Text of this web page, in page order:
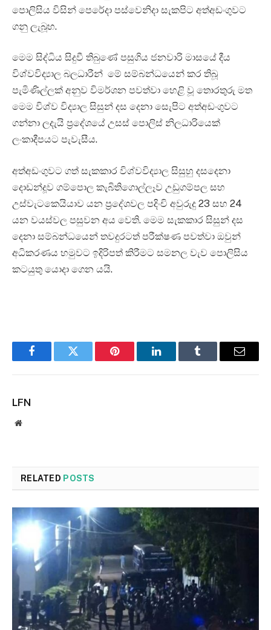
පොලිසිය විසින් පෙරේදා පස්වෙනිදා සැකපිට අත්අඩංගුවට
ගනු ලැබූහ.
මෙම සිද්ධිය සිදුවී තිබුණේ පසුගිය ජනවාරි මාසයේ දීය
විශ්වවිද්‍යාල බලධාරීන් මේ සම්බන්ධයෙන් කර තිබූ
පැමිණිල්ලක් අනුව විමර්ශන පවත්වා හෙළි වූ තොරතුරු මත
මෙම විශ්ව විද්‍යාල සිසුන් දස දෙනා සැ‍ෙපිට අත්අඩංගුවට
ගන්නා ලදැයි ප්‍රදේශයේ උසස් පොලිස් නිලධාරියෙක්
ලංකාදීපයට පැවැසීය.
අත්අඩංගුවට ගත් සැකකාර විශ්වවිද්‍යාල සිසුහු දසදෙනා
දොඩන්දූව ගම්පොල කැබිතිගොල්ලෑව උඩුගම්පල සහ
උස්වැටකෙයියාව යන ප්‍රදේශවල පදිංචි අවුරුදු 23 සහ 24
යන වයස්වල පසුවන අය වෙති. මෙම සැකකාර සිසුන් දස
දෙනා සම්බන්ධයෙන් තවදුරටත් පරීක්ෂණ පවත්වා ඔවුන්
අධිකරණය හමුවට ඉදිරිපත් කිරීමට සමනල වැව පොලිසිය
කටයුතු යොදා ගෙන යයි.
FacebookTwitter Pinterest LinkedInTumblr Email
LFN
Website
RELATED POSTS